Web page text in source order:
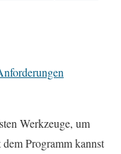
Werkzeuge, um
Programm kannst